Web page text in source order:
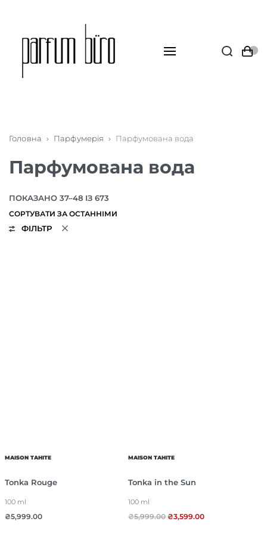
Головна › Парфумерія › Парфумована вода
Парфумована вода
ПОКАЗАНО 37–48 ІЗ 673
ФІЛЬТР
MAISON TAHITE
Tonka Rouge
100 ml
₴5,999.00
MAISON TAHITE
Tonka in the Sun
100 ml
₴5,999.00 ₴3,599.00